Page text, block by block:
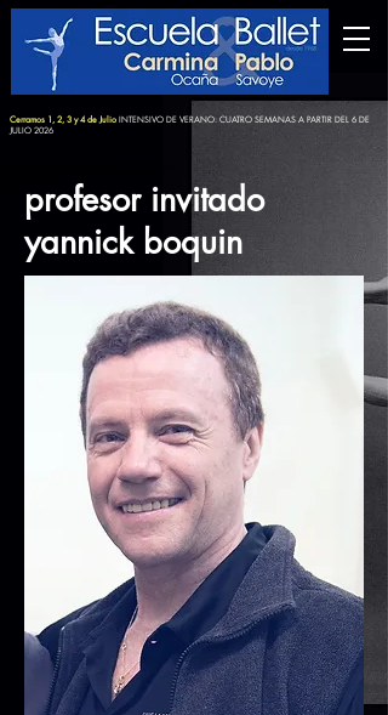
Cerramos 1, 2, 3 y 4 de Julio INTENSIVO DE VERANO: CUATRO SEMANAS A PARTIR DEL 6 DE
JULIO 2026
profesor invitado
yannick boquin